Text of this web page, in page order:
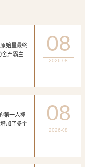
始星最终
舍弃霸主
08
2026-08
一人称
加了多个
08
2026-08